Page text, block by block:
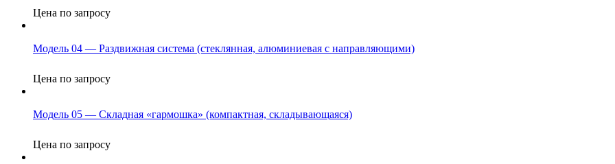
Цена по запросу
Модель 04 — Раздвижная система (стеклянная, алюминиевая с направляющими)
Цена по запросу
Модель 05 — Складная «гармошка» (компактная, складывающаяся)
Цена по запросу